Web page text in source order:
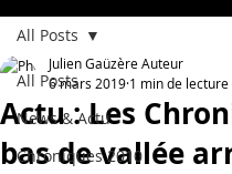
All Posts
News & Actu
Chroniques 2010
All Posts
Actu : Les
bas de vallée
Julien Gaüzère Auteur
6 mars 2019 1 min de lecture